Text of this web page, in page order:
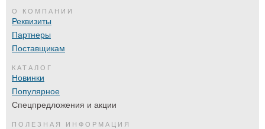
О КОМПАНИИ
Реквизиты
Партнеры
Поставщикам
КАТАЛОГ
Новинки
Популярное
Спецпредложения и акции
ПОЛЕЗНАЯ ИНФОРМАЦИЯ